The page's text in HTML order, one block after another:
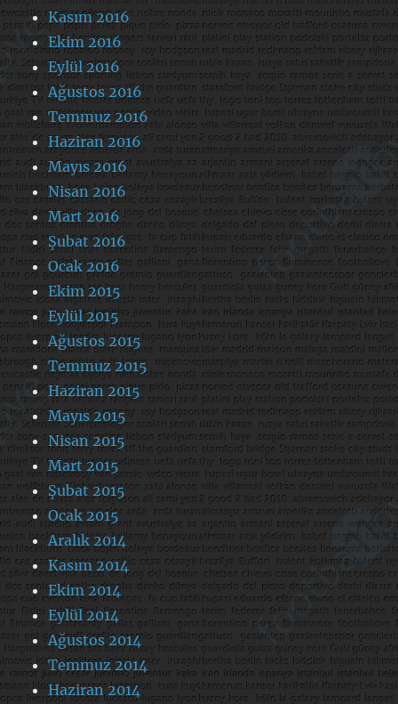
Kasım 2016
Ekim 2016
Eylül 2016
Ağustos 2016
Temmuz 2016
Haziran 2016
Mayıs 2016
Nisan 2016
Mart 2016
Şubat 2016
Ocak 2016
Ekim 2015
Eylül 2015
Ağustos 2015
Temmuz 2015
Haziran 2015
Mayıs 2015
Nisan 2015
Mart 2015
Şubat 2015
Ocak 2015
Aralık 2014
Kasım 2014
Ekim 2014
Eylül 2014
Ağustos 2014
Temmuz 2014
Haziran 2014